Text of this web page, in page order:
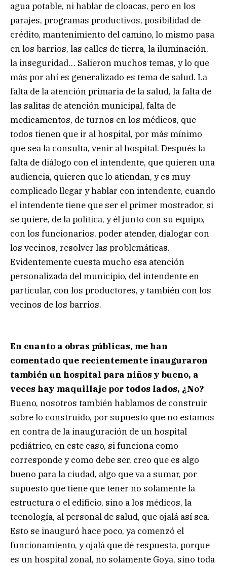
agua potable, ni hablar de cloacas, pero en los
parajes, programas productivos, posibilidad de
crédito, mantenimiento del camino, lo mismo pasa
en los barrios, las calles de tierra, la iluminación,
la inseguridad… Salieron muchos temas, y lo que
más por ahí es generalizado es tema de salud. La
falta de la atención primaria de la salud, la falta de
las salitas de atención municipal, falta de
medicamentos, de turnos en los médicos, que
todos tienen que ir al hospital, por más mínimo
que sea la consulta, venir al hospital. Después la
falta de diálogo con el intendente, que quieren una
audiencia, quieren que lo atiendan, y es muy
complicado llegar y hablar con intendente, cuando
el intendente tiene que ser el primer mostrador, si
se quiere, de la política, y él junto con su equipo,
con los funcionarios, poder atender, dialogar con
los vecinos, resolver las problemáticas.
Evidentemente cuesta mucho esa atención
personalizada del municipio, del intendente en
particular, con los productores, y también con los
vecinos de los barrios.
En cuanto a obras públicas, me han
comentado que recientemente inauguraron
también un hospital para niños y bueno, a
veces hay maquillaje por todos lados, ¿No?
Bueno, nosotros también hablamos de construir
sobre lo construido, por supuesto que no estamos
en contra de la inauguración de un hospital
pediátrico, en este caso, si funciona como
corresponde y como debe ser, creo que es algo
bueno para la ciudad, algo que va a sumar, por
supuesto que tiene que tener no solamente la
estructura o el edificio, sino a los médicos, la
tecnología, al personal de salud, que ojalá así sea.
Esto se inauguró hace poco, ya comenzó el
funcionamiento, y ojalá que dé respuesta, porque
es un hospital zonal, no solamente Goya, sino toda